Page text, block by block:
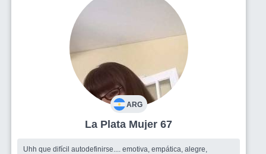
ARG
La Plata Mujer 67
Uhh que difícil autodefinirse.... emotiva, empática, alegre,